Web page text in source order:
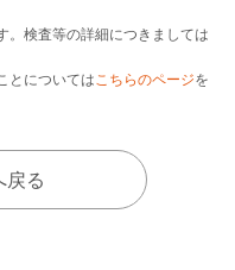
検査等の詳細につきましては
とについてはこちらのページを
戻る